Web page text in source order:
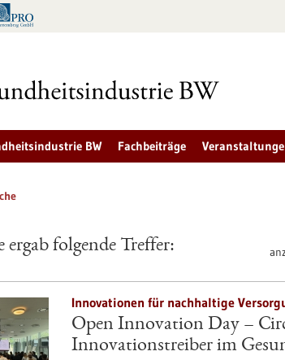
BW Fachbeiträge
ergab folgende Treffer:
Innovationen für nachhaltige
Open Innovation Day –
Innovationstreiber im